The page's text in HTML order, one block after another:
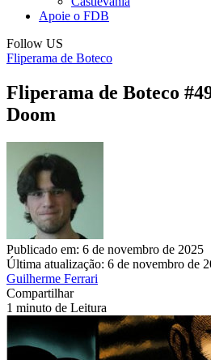
Apoie o FDB
Follow US
Fliperama de Boteco
Fliperama de Boteco
Doom
Publicado em: 6 de novembro de 2025
Última atualização: 6 de novembro de
Guilherme Ferrari
Compartilhar
1 minuto de Leitura